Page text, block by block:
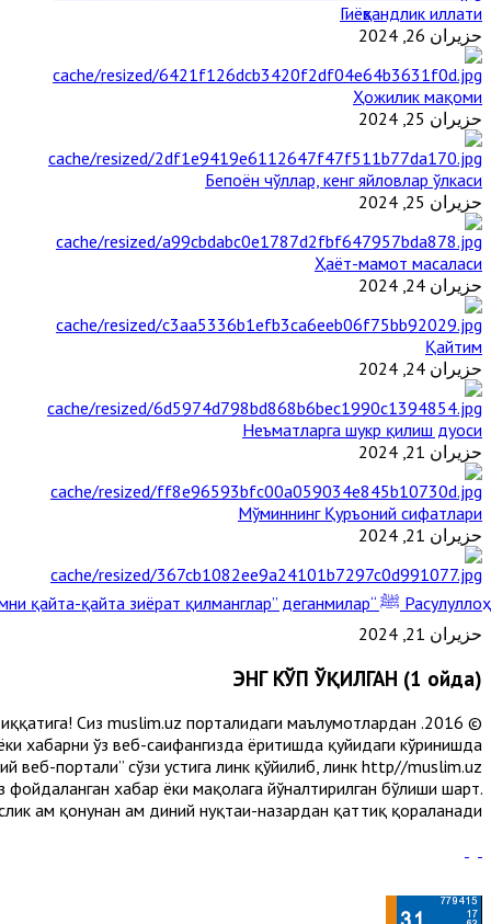
Гиёҳвандлик иллати
حزيران 26, 2024
Ҳожилик мақоми
حزيران 25, 2024
Бепоён чўллар, кенг яйловлар ўлкаси
حزيران 25, 2024
Ҳаёт-мамот масаласи
حزيران 24, 2024
Қайтим
حزيران 24, 2024
Неъматларга шукр қилиш дуоси
حزيران 21, 2024
Мўминнинг Қуръоний сифатлари
حزيران 21, 2024
Расулуллоҳ ﷺ “Қабримни қайта-қайта зиёрат қилманглар” деганмилар?
حزيران 21, 2024
ЭНГ КЎП ЎҚИЛГАН (1 ойда)
Сиз muslim.uz порталидаги маълумотлардан
хабарни ўз веб-саҳифангизда ёритишда қуйидаги кўринишда
веб-портали” сўзи устига линк қўйилиб, линк http//muslim.uz
фойдаланган хабар ёки мақолага йўналтирилган бўлиши шарт.
ҳам қонунан ҳам диний нуқтаи-назардан қаттиқ қораланади.